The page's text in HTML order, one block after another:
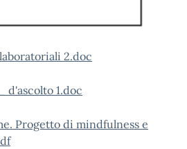
2.doc
d'ascolto 1.doc
Progetto di mindfulness e